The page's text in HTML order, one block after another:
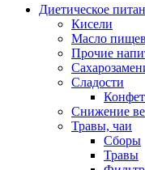
Диетическое
Кисели
Масло
Прочие
Сладости
Снижение
Травы, чаи
Сборы
Травы